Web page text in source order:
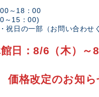
～18：00
～15：00)
祝日の一部（お問い合わせ
日：8/6（木）～
価格改定のお知ら